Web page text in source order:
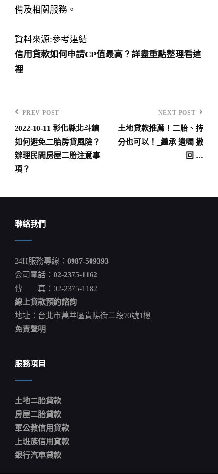
備及相關服務。
資料來源:參考連結
信用貸款如何申請CP值最高？詳盡重點整理看這
裡
文
章
導
Previous
Post
PREV POST
2022-10-11 彰化縣北斗鎮
如何避免二胎房貸風險？
辦理民間房屋二胎注意事
項？
Post
NEXT POST
土地貸款推薦！二胎、持
分也可以！_繼承 遺囑 撤
回 …
聯絡我們
24H服務專線： 0987-509393
公司電話： 02-2375-1162
傳 真：02-2375-1182
線上貸款預約諮詢
地址：台北市萬華區貴陽街二段70號1樓
免責聲明
服務項目
土地二胎貸款
房屋二胎貸款
軍公教信用貸款
上班族信用貸款
銀行汽車貸款